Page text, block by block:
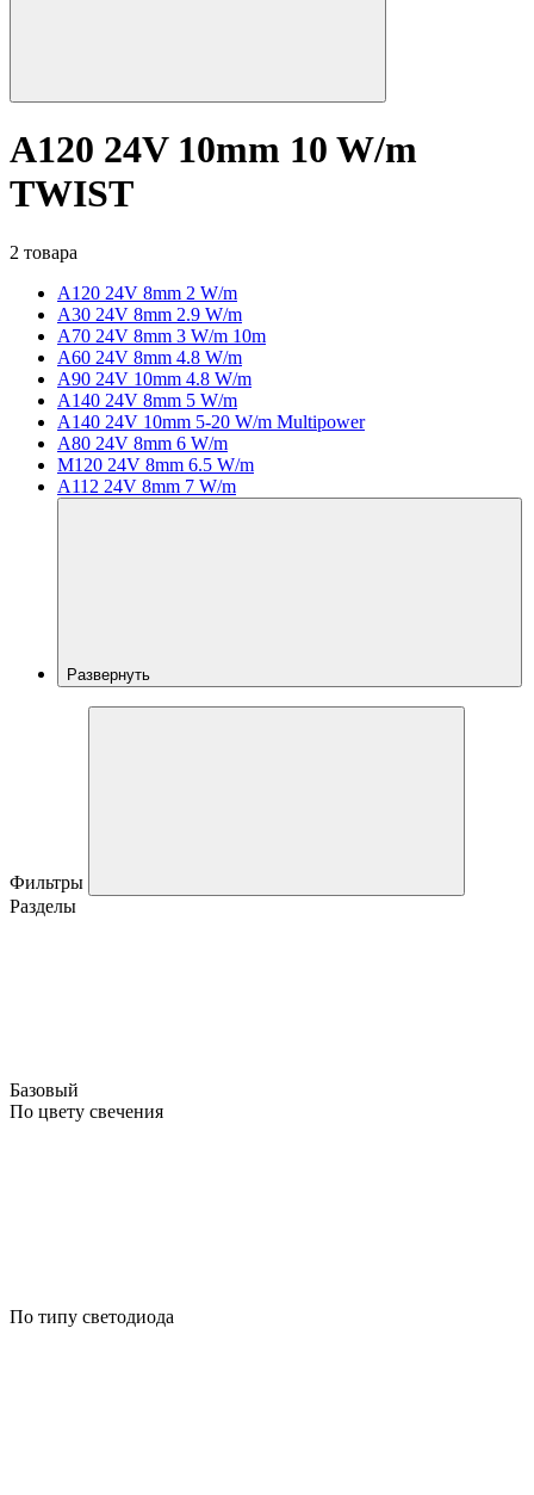
A120 24V 10mm 10 W/m
TWIST
2 товара
A120 24V 8mm 2 W/m
A30 24V 8mm 2.9 W/m
A70 24V 8mm 3 W/m 10m
A60 24V 8mm 4.8 W/m
A90 24V 10mm 4.8 W/m
A140 24V 8mm 5 W/m
A140 24V 10mm 5-20 W/m Multipower
A80 24V 8mm 6 W/m
M120 24V 8mm 6.5 W/m
A112 24V 8mm 7 W/m
Развернуть
Фильтры
Разделы
Базовый
По цвету свечения
По типу светодиода